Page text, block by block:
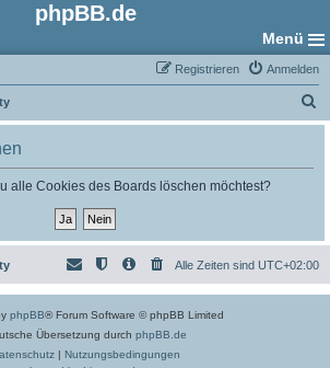
phpBB.de
Menü
Anmelden
Registrieren
u
alle Cookies des Boards löschen möchtest?
Alle Zeiten sind UTC+02:00
phpBB® Forum Software © phpBB Limited
Übersetzung durch phpBB.de
| Nutzungsbedingungen